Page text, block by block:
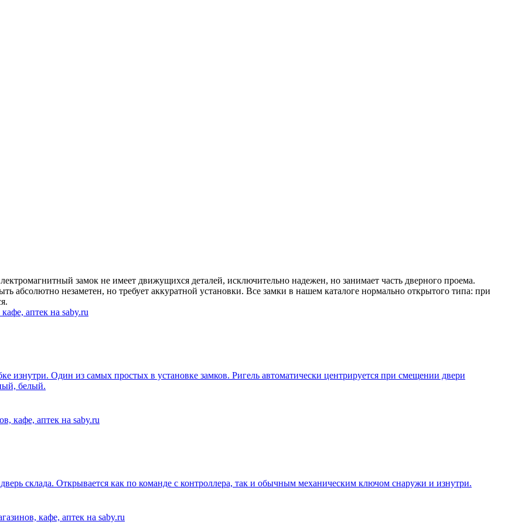
замок не имеет движущихся деталей, исключительно надежен, но занимает часть дверного проема.
абсолютно незаметен, но требует аккуратной установки. Все замки в нашем каталоге нормально открытого типа: при
изнутри. Один из самых простых в установке замков. Ригель автоматически центрируется при смещении двери
белый.
склада. Открывается как по команде с контроллера, так и обычным механическим ключом снаружи и изнутри.